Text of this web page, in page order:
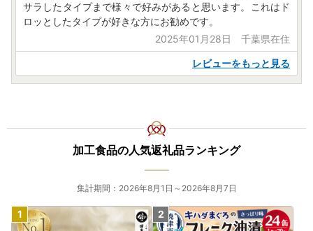
サラしたタイプまで様々で好みがあると思います。これはド
ロッとしたタイプが好きな方にお勧めです。
2025年01月28日 千葉県在住
レビューをもっと見る
加工食品の人気返礼品ランキング
集計期間：2026年8月1日～2026年8月7日